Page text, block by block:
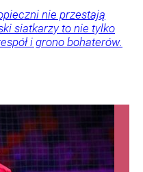
nie przestają
siatkarzy to nie tylko
i grono bohaterów.